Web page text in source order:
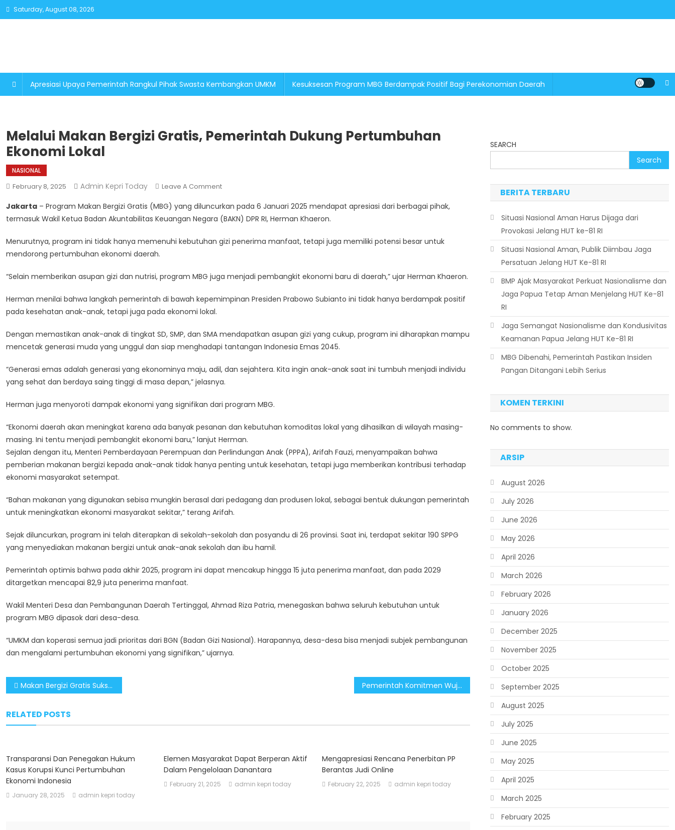
Skip
to
Saturday, August 08, 2026
Apresiasi Upaya Pemerintah Rangkul Pihak Swasta Kembangkan UMKM Kesuksesan Program MBG Berdampak Positif Bagi Perekonomian Daerah
Melalui Makan Bergizi Gratis, Pemerintah Dukung Pertumbuhan
Ekonomi Lokal
NASIONAL
February 8, 2025 Admin Kepri Today Leave A CommentOn
Makan
Bergizi
Pemerintah
Ekonomi
Jakarta – Program Makan Bergizi Gratis (MBG) yang diluncurkan pada 6 Januari 2025 mendapat apresiasi dari berbagai pihak,
termasuk Wakil Ketua Badan Akuntabilitas Keuangan Negara (BAKN) DPR RI, Herman Khaeron.
Menurutnya, program ini tidak hanya memenuhi kebutuhan gizi penerima manfaat, tetapi juga memiliki potensi besar untuk
mendorong pertumbuhan ekonomi daerah.
“Selain memberikan asupan gizi dan nutrisi, program MBG juga menjadi pembangkit ekonomi baru di daerah,” ujar Herman Khaeron.
Herman menilai bahwa langkah pemerintah di bawah kepemimpinan Presiden Prabowo Subianto ini tidak hanya berdampak positif
pada kesehatan anak-anak, tetapi juga pada ekonomi lokal.
Dengan memastikan anak-anak di tingkat SD, SMP, dan SMA mendapatkan asupan gizi yang cukup, program ini diharapkan mampu
mencetak generasi muda yang unggul dan siap menghadapi tantangan Indonesia Emas 2045.
“Generasi emas adalah generasi yang ekonominya maju, adil, dan sejahtera. Kita ingin anak-anak saat ini tumbuh menjadi individu
yang sehat dan berdaya saing tinggi di masa depan,” jelasnya.
Herman juga menyoroti dampak ekonomi yang signifikan dari program MBG.
“Ekonomi daerah akan meningkat karena ada banyak pesanan dan kebutuhan komoditas lokal yang dihasilkan di wilayah masing-
masing. Ini tentu menjadi pembangkit ekonomi baru,” lanjut Herman.
Sejalan dengan itu, Menteri Pemberdayaan Perempuan dan Perlindungan Anak (PPPA), Arifah Fauzi, menyampaikan bahwa
pemberian makanan bergizi kepada anak-anak tidak hanya penting untuk kesehatan, tetapi juga memberikan kontribusi terhadap
ekonomi masyarakat setempat.
“Bahan makanan yang digunakan sebisa mungkin berasal dari pedagang dan produsen lokal, sebagai bentuk dukungan pemerintah
untuk meningkatkan ekonomi masyarakat sekitar,” terang Arifah.
Sejak diluncurkan, program ini telah diterapkan di sekolah-sekolah dan posyandu di 26 provinsi. Saat ini, terdapat sekitar 190 SPPG
yang menyediakan makanan bergizi untuk anak-anak sekolah dan ibu hamil.
Pemerintah optimis bahwa pada akhir 2025, program ini dapat mencakup hingga 15 juta penerima manfaat, dan pada 2029
ditargetkan mencapai 82,9 juta penerima manfaat.
Wakil Menteri Desa dan Pembangunan Daerah Tertinggal, Ahmad Riza Patria, menegaskan bahwa seluruh kebutuhan untuk
program MBG dipasok dari desa-desa.
“UMKM dan koperasi semua jadi prioritas dari BGN (Badan Gizi Nasional). Harapannya, desa-desa bisa menjadi subjek pembangunan
dan mengalami pertumbuhan ekonomi yang signifikan,” ujarnya.
Post
Makan Bergizi Gratis Sukses, Pemerintahan Prabowo-Gibran Raih Dukungan Besar Pemerintah Komitmen Wujudkan Indonesia Emas Bebas Narkoba
RELATED POSTS
Transparansi Dan Penegakan Hukum
Kasus Korupsi Kunci Pertumbuhan
Ekonomi Indonesia
January 28, 2025 admin kepri today
Elemen Masyarakat Dapat Berperan Aktif
Dalam Pengelolaan Danantara
February 21, 2025 admin kepri today
Mengapresiasi Rencana Penerbitan PP
Berantas Judi Online
February 22, 2025 admin kepri today
SEARCH
Search
BERITA TERBARU
Situasi Nasional Aman Harus Dijaga dari
Provokasi Jelang HUT ke-81 RI
Situasi Nasional Aman, Publik Diimbau Jaga
Persatuan Jelang HUT Ke-81 RI
BMP Ajak Masyarakat Perkuat Nasionalisme dan
Jaga Papua Tetap Aman Menjelang HUT Ke-81
RI
Jaga Semangat Nasionalisme dan Kondusivitas
Keamanan Papua Jelang HUT Ke-81 RI
MBG Dibenahi, Pemerintah Pastikan Insiden
Pangan Ditangani Lebih Serius
KOMEN TERKINI
No comments to show.
ARSIP
August 2026
July 2026
June 2026
May 2026
April 2026
March 2026
February 2026
January 2026
December 2025
November 2025
October 2025
September 2025
August 2025
July 2025
June 2025
May 2025
April 2025
March 2025
February 2025